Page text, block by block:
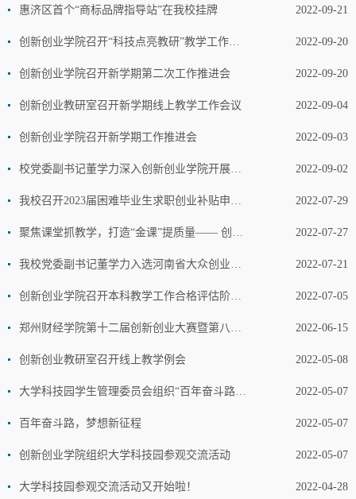
惠济区首个“商标品牌指导站”在我校挂牌 2022-09-21
创新创业学院召开“科技点亮教研”教学工作坊会议 2022-09-20
创新创业学院召开新学期第二次工作推进会 2022-09-20
创新创业教研室召开新学期线上教学工作会议 2022-09-04
创新创业学院召开新学期工作推进会 2022-09-03
校党委副书记董学力深入创新创业学院开展调研 2022-09-02
我校召开2023届困难毕业生求职创业补贴申领发放工作推进会 2022-07-29
聚焦课堂抓教学，打造“金课”提质量—— 创新创业学院举办示范课教学周活动 2022-07-27
我校党委副书记董学力入选河南省大众创业导师 2022-07-21
创新创业学院召开本科教学工作合格评估阶段性推进会 2022-07-05
郑州财经学院第十二届创新创业大赛暨第八届中国国际“互联网+”创新创业大赛校级选拔赛圆满落幕 2022-06-15
创新创业教研室召开线上教学例会 2022-05-08
大学科技园学生管理委员会组织“百年奋斗路，梦想新征程”庆祝建团百年活动正式拉开序幕 2022-05-07
百年奋斗路，梦想新征程 2022-05-07
创新创业学院组织大学科技园参观交流活动 2022-05-07
大学科技园参观交流活动又开始啦！ 2022-04-28